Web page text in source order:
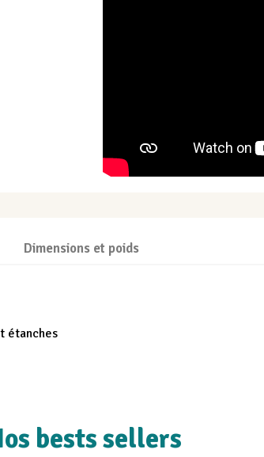
Dimensions et poids
étanches
bests sellers